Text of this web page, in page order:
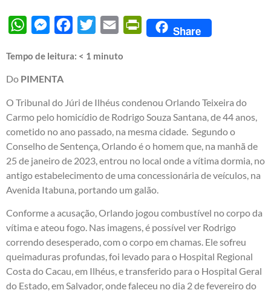
WhatsAppMessengerFacebook
Twitter Email PrintFriendly
Share
Tempo de leitura: < 1 minuto
Do PIMENTA
O Tribunal do Júri de Ilhéus condenou Orlando Teixeira do
Carmo pelo homicídio de Rodrigo Souza Santana, de 44 anos,
cometido no ano passado, na mesma cidade. Segundo o
Conselho de Sentença, Orlando é o homem que, na manhã de
25 de janeiro de 2023, entrou no local onde a vítima dormia, no
antigo estabelecimento de uma concessionária de veículos, na
Avenida Itabuna, portando um galão.
Conforme a acusação, Orlando jogou combustível no corpo da
vítima e ateou fogo. Nas imagens, é possível ver Rodrigo
correndo desesperado, com o corpo em chamas. Ele sofreu
queimaduras profundas, foi levado para o Hospital Regional
Costa do Cacau, em Ilhéus, e transferido para o Hospital Geral
do Estado, em Salvador, onde faleceu no dia 2 de fevereiro do